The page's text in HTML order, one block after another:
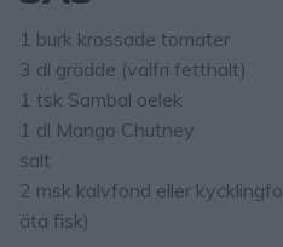
1 burk krossade tomater
3 dl grädde (valfri fetthalt)
1 tsk Sambal oelek
1 dl Mango Chutney
salt
2 msk kalvfond eller
äta fisk)